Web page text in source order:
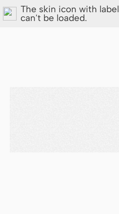
The skin icon with label
can't be loaded.